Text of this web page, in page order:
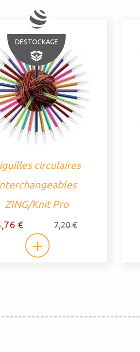
DESTOCKAGE
circulaires
ZING/Knit Pro
€
7,20 €